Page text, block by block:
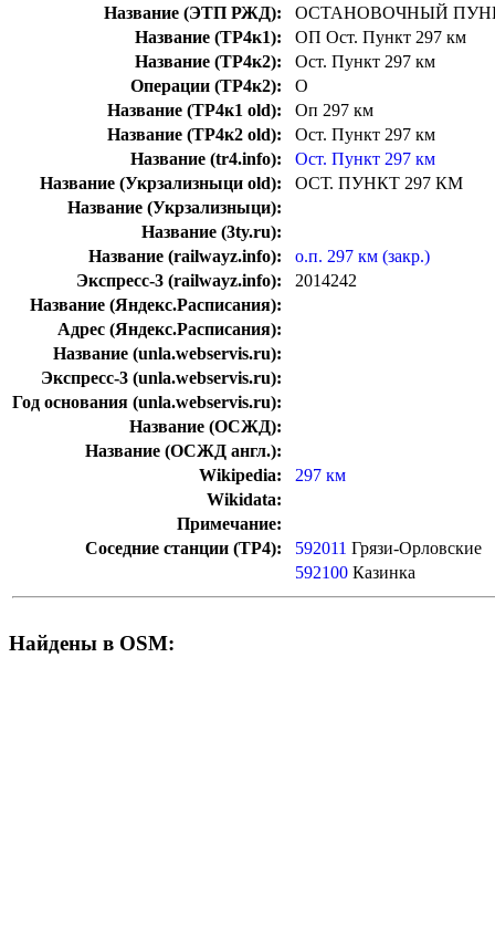
Название (ЭТП РЖД):
ОСТАНОВОЧНЫЙ
Название (ТР4к1):
ОП Ост. Пункт 297 км
Название (ТР4к2):
Ост. Пункт 297 км
Операции (ТР4к2):
О
Название (ТР4к1 old):
Оп 297 км
Название (ТР4к2 old):
Ост. Пункт 297 км
Название (tr4.info):
Ост. Пункт 297 км
Название (Укрзализныци old):
ОСТ. ПУНКТ 297 КМ
Название (Укрзализныци):
Название (3ty.ru):
Название (railwayz.info):
о.п. 297 км (закр.)
Экспресс-3 (railwayz.info):
2014242
Название (Яндекс.Расписания):
Адрес (Яндекс.Расписания):
Название (unla.webservis.ru):
Экспресс-3 (unla.webservis.ru):
Год основания (unla.webservis.ru):
Название (ОСЖД):
Название (ОСЖД англ.):
Wikipedia:
297 км
Wikidata:
Примечание:
Соседние станции (ТР4):
592011 Грязи-Орловские
592100 Казинка
Найдены в OSM: